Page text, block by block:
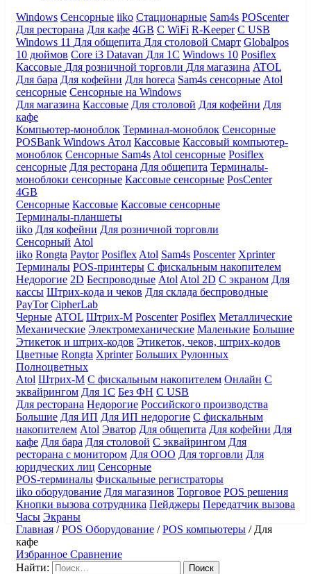
Windows Сенсорные iiko Стационарные Sam4s POScenter
Для ресторана Для кафе 4GB С WiFi R-Keeper С USB
Windows 11 Для общепита Для столовой Смарт Globalpos
10 дюймов Core i3 Datavan Для 1С Windows 10 Posiflex
Кассовые Для розничной торговли Для магазина ATOL
Для бара Для кофейни Для horeca Sam4s сенсорные Atol
сенсорные Сенсорные на Windows
Для магазина Кассовые Для столовой Для кофейни Для
кафе
Компьютер-моноблок Терминал-моноблок Сенсорные
POSBank Windows Атол Кассовые Кассовый компьютер-
моноблок Сенсорные Sam4s Atol сенсорные Posiflex
сенсорные Для ресторана Для общепита Терминалы-
моноблоки сенсорные Кассовые сенсорные PosCenter
4GB
Сенсорные Кассовые Кассовые сенсорные
Терминалы-планшеты
iiko Для кофейни Для розничной торговли
Сенсорный Atol
iiko Rongta Paytor Posiflex Atol Sam4s Poscenter Xprinter
Терминалы POS-принтеры С фискальным накопителем
Недорогие 2D Беспроводные Atol Atol 2D С экраном Для
кассы Штрих-кода и чеков Для склада беспроводные
PayTor CipherLab
Черные ATOL Штрих-М Poscenter Posiflex Металлические
Механические Электромеханические Маленькие Большие
Этикеток и штрих-кодов Этикеток, чеков, штрих-кодов
Цветные Rongta Xprinter Больших Рулонных
Полноцветных
Atol Штрих-М С фискальным накопителем Онлайн С
эквайрингом Для 1С Без ФН С USB
Для ресторана Недорогие Российского производства
Большие Для ИП Для ИП недорогие С фискальным
накопителем Atol Эватор Для общепита Для кофейни Для
кафе Для бара Для столовой С эквайрингом Для
ресторана с монитором Для ООО Для торговли Для
юридческих лиц Сенсорные
POS-терминалы Фискальные регистраторы
iiko оборудование Для магазинов Торговое POS решения
Кнопки вызова сотрудника Пейджеры Передатчик вызова
Часы Экраны
Главная /POS Оборудование /POS компьютеры / Для
кафе
Избранное Сравнение
Найти: